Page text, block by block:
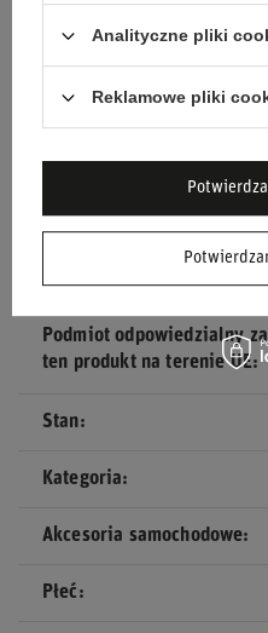
znanej z wysokiej
Wybierz fotelik Sparco
dziecku bezpieczeństwo,
każdej podróży.
Podmiot odpowiedzialny za
ten produkt na terenie UE
Stan
Kategoria
Akcesoria samochodowe
Płeć
Analityczne pliki
Reklamowe pliki